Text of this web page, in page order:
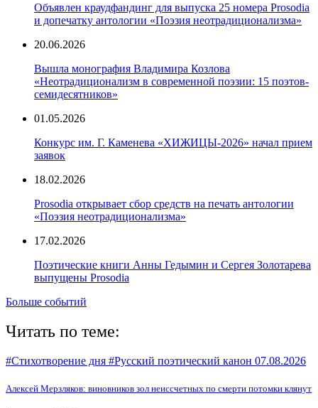
Объявлен краудфандинг для выпуска 25 номера Prosodia
и допечатку антологии «Поэзия неотрадиционализма»
20.06.2026
Вышла монография Владимира Козлова
«Неотрадиционализм в современной поэзии: 15 поэтов-
семидесятников»
01.05.2026
Конкурс им. Г. Каменева «ХИЖИЦЫ-2026» начал прием
заявок
18.02.2026
Prosodia открывает сбор средств на печать антологии
«Поэзия неотрадиционализма»
17.02.2026
Поэтические книги Анны Гедымин и Сергея Золотарева
выпущены Prosodia
Больше событий
Читать по теме:
#Стихотворение дня #Русский поэтический канон 07.08.2026
Алексей Мерзляков: виновников зол неиссчетных по смерти потомки клянут